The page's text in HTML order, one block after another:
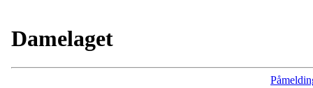
Damelaget